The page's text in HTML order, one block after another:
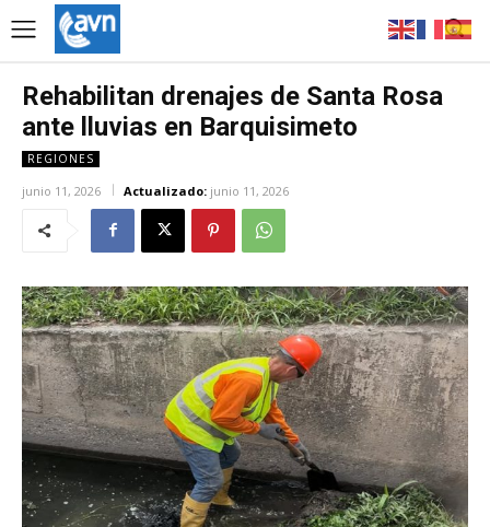
Rehabilitan drenajes de Santa Rosa
ante lluvias en Barquisimeto
REGIONES
junio 11, 2026 Actualizado: junio 11, 2026